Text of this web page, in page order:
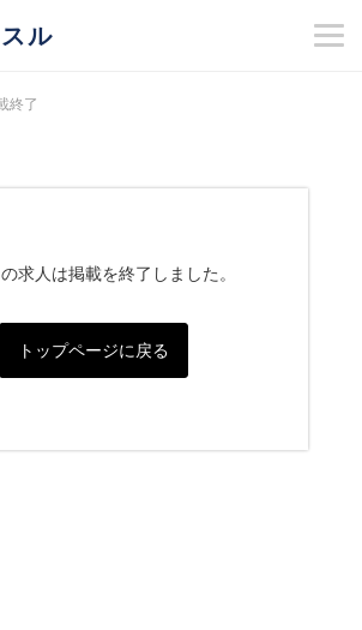
ル
終了
求人は掲載を終了しました。
トップページに戻る